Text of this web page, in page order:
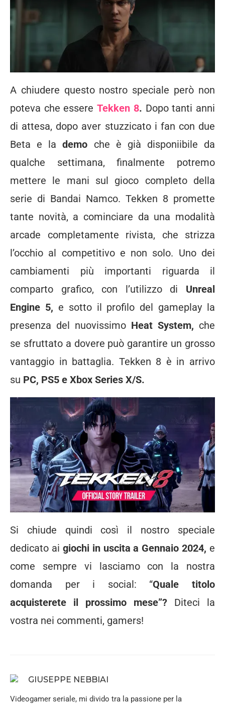
A chiudere questo nostro speciale però non
poteva che essereTekken 8. Dopo tanti anni
di attesa, dopo aver stuzzicato i fan con due
Beta e lademo che è già disponiibile da
qualche settimana, finalmente potremo
mettere le mani sul gioco completo della
serie di Bandai Namco. Tekken 8 promette
tante novità, a cominciare da una modalità
arcade completamente rivista, che strizza
l’occhio al competitivo e non solo. Uno dei
cambiamenti più importanti riguarda il
comparto grafico, con l’utilizzo di Unreal
Engine 5, e sotto il profilo del gameplay la
presenza del nuovissimo Heat System, che
se sfruttato a dovere può garantire un grosso
vantaggio in battaglia. Tekken 8 è in arrivo
su PC, PS5 e Xbox Series X/S.
Si chiude quindi così il nostro speciale
dedicato ai giochi in uscita a Gennaio 2024, e
come sempre vi lasciamo con la nostra
domanda per i social: “Quale titolo
acquisterete il prossimo mese”? Diteci la
vostra nei commenti, gamers!
GIUSEPPE NEBBIAI
Videogamer seriale, mi divido tra la passione per la